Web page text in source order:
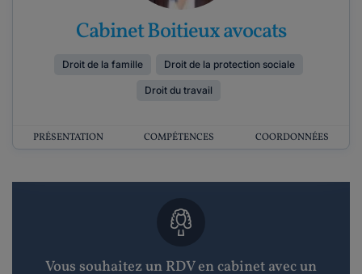
Cabinet Boitieux avocats
Droit de la famille Droit de la protection sociale
Droit du travail
PRÉSENTATION COMPÉTENCES COORDONNÉES
Vous souhaitez un RDV en cabinet avec un